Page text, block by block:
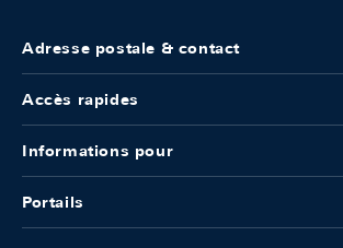
Adresse postale & contact
Accès rapides
Informations pour
Portails